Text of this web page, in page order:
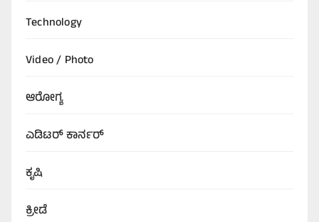
Technology
Video / Photo
ಆರೋಗ್ಯ
ಎಡಿಟರ್‌ ಕಾರ್ನರ್
ಕೃಷಿ
ಕ್ರೀಡೆ